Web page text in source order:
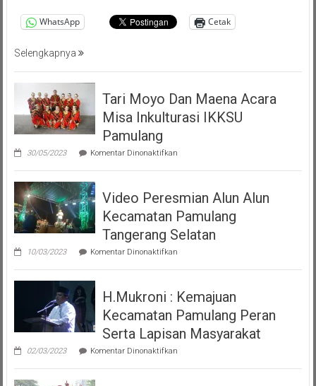
WhatsApp Cetak
Selengkapnya
Tari Moyo Dan Maena Acara
Misa Inkulturasi IKKSU
Pamulang
30/05/2023 Komentar Dinonaktifkanpada
Moyo
Maena
Acara
Misa
Inkulturasi
IKKSU
Pamulang
Video Peresmian Alun Alun
Kecamatan Pamulang
Tangerang Selatan
10/03/2023 Komentar Dinonaktifkanpada
Peresmian
Alun
Kecamatan
Pamulang
Tangerang
Selatan
H.Mukroni : Kemajuan
Kecamatan Pamulang Peran
Serta Lapisan Masyarakat
02/03/2023 Komentar Dinonaktifkanpada
: